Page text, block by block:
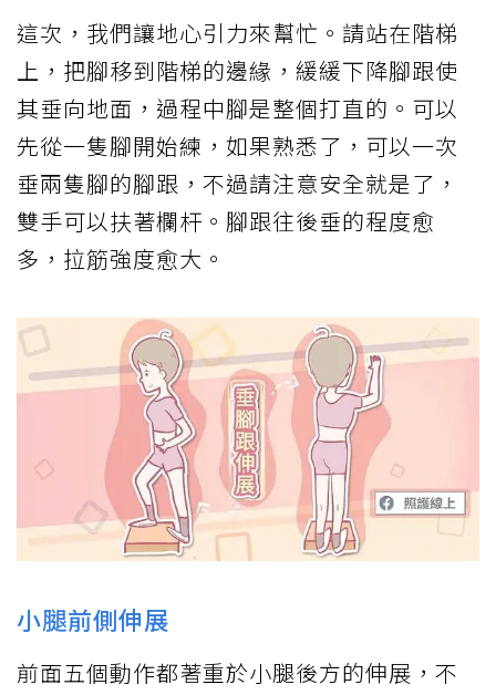
這次，我們讓地心引力來幫忙。請站在階梯
上，把腳移到階梯的邊緣，緩緩下降腳跟使
其垂向地面，過程中腳是整個打直的。可以
先從一隻腳開始練，如果熟悉了，可以一次
垂兩隻腳的腳跟，不過請注意安全就是了，
雙手可以扶著欄杆。腳跟往後垂的程度愈
多，拉筋強度愈大。
小腿前側伸展
前面五個動作都著重於小腿後方的伸展，不